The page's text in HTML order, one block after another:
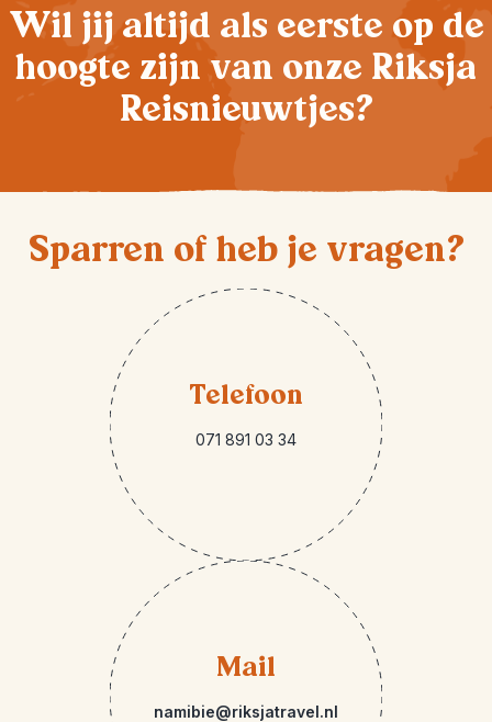
Wil jij altijd als eerste op de
hoogte zijn van onze Riksja
Reisnieuwtjes?
Sparren of heb je vragen?
Telefoon
071 891 03 34
Mail
namibie@riksjatravel.nl